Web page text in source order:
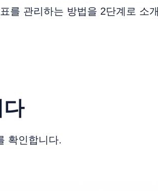
를 관리하는 방법을 2단계로 소개
확인합니다.